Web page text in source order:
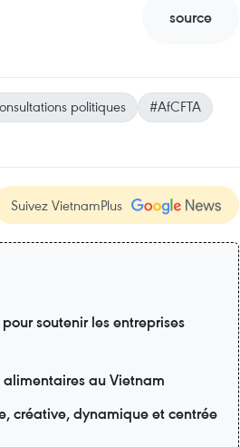
source
politiques
#AfCFTA
Suivez VietnamPlus
soutenir les entreprises
au Vietnam
créative, dynamique et centrée